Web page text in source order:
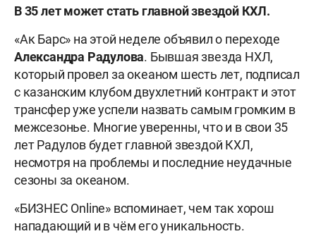
В 35 лет может стать главной звездой КХЛ.
«Ак Барс» на этой неделе объявил о переходе
Александра Радулова. Бывшая звезда НХЛ,
который провел за океаном шесть лет, подписал
с казанским клубом двухлетний контракт и этот
трансфер уже успели назвать самым громким в
межсезонье. Многие уверенны, что и в свои 35
лет Радулов будет главной звездой КХЛ,
несмотря на проблемы и последние неудачные
сезоны за океаном.
«БИЗНЕС Online» вспоминает, чем так хорош
нападающий и в чём его уникальность.